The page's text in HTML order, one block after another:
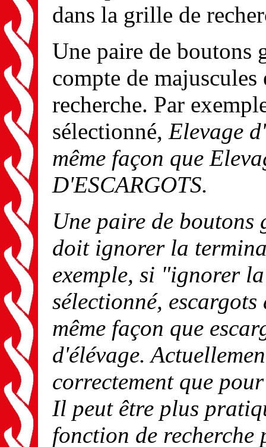
dans la grille de
Une paire de boutons
compte de
recherche. Par
sélectionné, Elevage
même façon que
D'ESCARGOTS.
Une paire de boutons
doit ignorer la
exemple, si "ignorer
sélectionné, escargots
même façon que
d'élévage.
correctement que
Il peut être plus
fonction de recherche